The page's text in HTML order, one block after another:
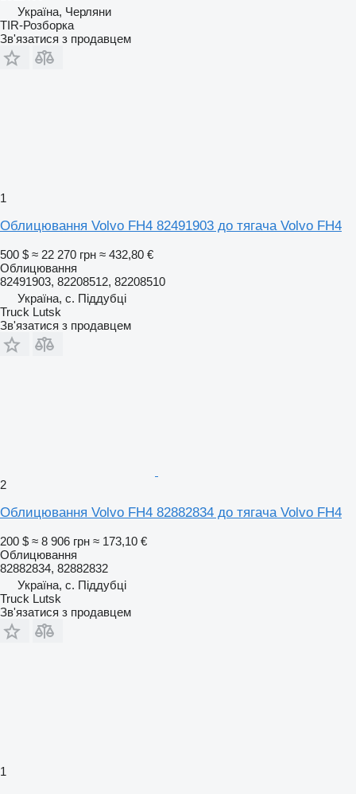
Україна, Черляни
TIR-Розборка
Зв'язатися з продавцем
1
Облицювання Volvo FH4 82491903 до тягача Volvo FH4
500 $ ≈ 22 270 грн ≈ 432,80 €
Облицювання
82491903, 82208512, 82208510
Україна, с. Піддубці
Truck Lutsk
Зв'язатися з продавцем
2
Облицювання Volvo FH4 82882834 до тягача Volvo FH4
200 $ ≈ 8 906 грн ≈ 173,10 €
Облицювання
82882834, 82882832
Україна, с. Піддубці
Truck Lutsk
Зв'язатися з продавцем
1